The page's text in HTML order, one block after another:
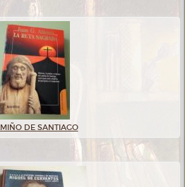
DE SANTIAGO